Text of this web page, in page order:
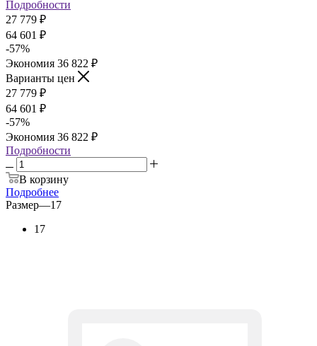
Подробности
27 779 ₽
64 601 ₽
-57%
Экономия 36 822 ₽
Варианты цен
27 779 ₽
64 601 ₽
-57%
Экономия 36 822 ₽
Подробности
В корзину
Подробнее
Размер—17
17